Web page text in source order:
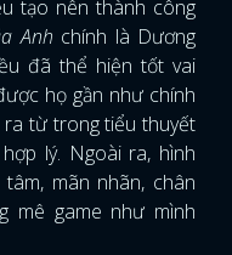
tạo nên thành công
Anh chính là Dương
đã thể hiện tốt vai
họ gần như chính
ra từ trong tiểu thuyết
lý. Ngoài ra, hình
mãn nhãn, chân
mê game như mình